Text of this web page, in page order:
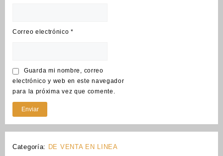
Correo electrónico*
Guarda mi nombre, correo
electrónico y web en este navegador
para la próxima vez que comente.
Categoría: DE VENTA EN LINEA